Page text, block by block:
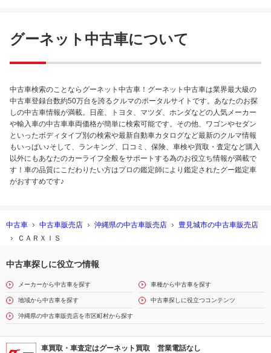
グーネット中古車について
中古車検索のことならグーネット中古車！グーネット中古車は業界最大級の
中古車登録台数約50万台を誇るクルマのポータルサイトです。あなたのお探
しの中古車情報が満載。日産、トヨタ、マツダ、ホンダなどの人気メーカー
や輸入車の中古車車両価格が簡単に検索可能です。その他、ワゴンやセダン
といったボディタイプ別の検索や最新自動車カタログなど最新のクルマ情報
もいっぱい♪そして、ランキング、口コミ、保険、車検や買取・査定など購入
以外にもあなたのカーライフ全般をサポートする為のお役立ち情報が満載で
す！車の品質にこだわりたい方はプロの鑑定師により鑑定されたグー鑑定車
がおすすめです♪
中古車 中古車販売店 沖縄県の中古車販売店
豊見城市の中古車販売店
ＣＡＲＸＩＳ
中古車探しに役立つ情報
メーカーから中古車を探す 車種から中古車を探す
地域から中古車を探す 中古車探しに役立つコンテンツ
沖縄県の中古車販売店を市区町村から探す
車買取・車査定はグーネット買取 営業電話なし